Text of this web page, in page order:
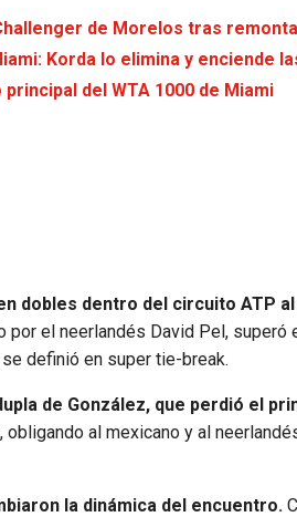
de Morelos tras
Korda lo elimina y enciende
del WTA 1000 de Miami
dobles dentro del circuito ATP
por el neerlandés David Pel,
definió en super tie-break.
de González, que perdió el
al mexicano y al
la dinámica del encuentro.